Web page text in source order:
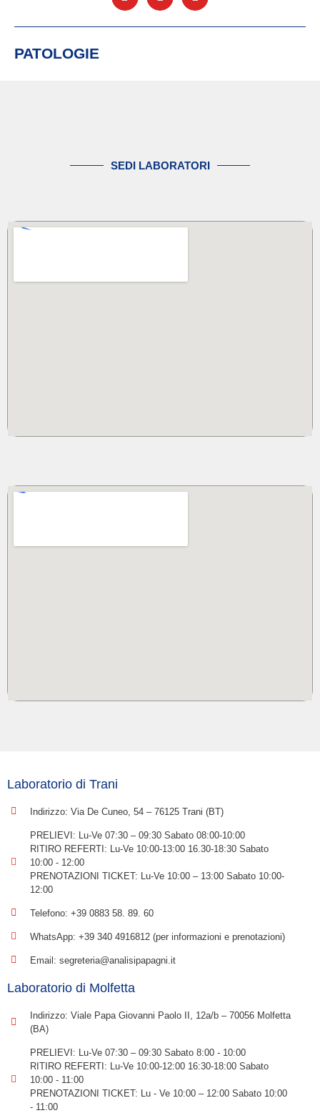
PATOLOGIE
SEDI LABORATORI
Laboratorio di Trani
Indirizzo: Via De Cuneo, 54 – 76125 Trani (BT)
PRELIEVI: Lu-Ve 07:30 – 09:30 Sabato 08:00-10:00
RITIRO REFERTI: Lu-Ve 10:00-13:00 16.30-18:30 Sabato
10:00 - 12:00
PRENOTAZIONI TICKET: Lu-Ve 10:00 – 13:00 Sabato 10:00-
12:00
Telefono: +39 0883 58. 89. 60
WhatsApp: +39 340 4916812 (per informazioni e prenotazioni)
Email: segreteria@analisipapagni.it
Laboratorio di Molfetta
Indirizzo: Viale Papa Giovanni Paolo II, 12a/b – 70056 Molfetta
(BA)
PRELIEVI: Lu-Ve 07:30 – 09:30 Sabato 8:00 - 10:00
RITIRO REFERTI: Lu-Ve 10:00-12:00 16:30-18:00 Sabato
10:00 - 11:00
PRENOTAZIONI TICKET: Lu - Ve 10:00 – 12:00 Sabato 10:00
- 11:00